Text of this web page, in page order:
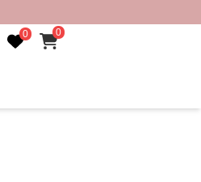
0 0